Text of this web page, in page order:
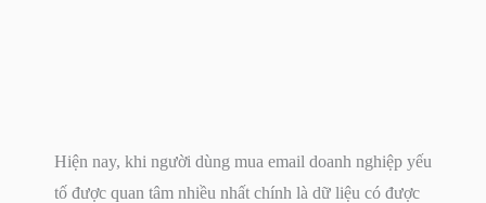
Hiện nay, khi người dùng mua email doanh nghiệp yếu
tố được quan tâm nhiều nhất chính là dữ liệu có được